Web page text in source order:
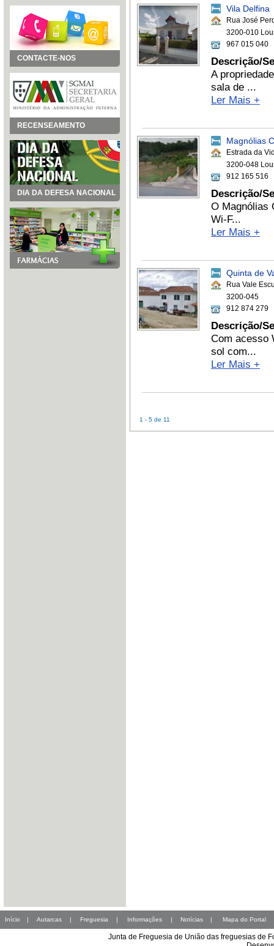
CONTACTE-NOS
RECENSEAMENTO
DIA DA DEFESA NACIONAL
Vila Delfina
Rua José
3200-010
967 015 040
Descrição/
A
sala de ...
Ler Mais +
Magnólias
Estrada da
3200-048
912 165 516
Descrição/
O Magnólias
Wi-F...
Ler Mais +
Quinta de
Rua Vale
3200-045
912 874 279
Descrição/
Com acesso
sol com...
Ler Mais +
1 - 5 de 11
Início | Autarcas | Freguesia | Informações | Notícias | Mapa do Portal
Junta de Freguesia de União das freguesias de